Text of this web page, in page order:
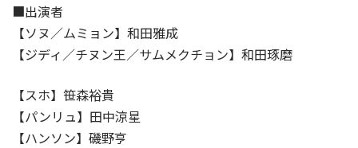
■出演者
【ソヌ／ムミョン】和田雅成
【ジディ／チヌン王／サムメクチョン】和田琢磨
【スホ】笹森裕貴
【パンリュ】田中涼星
【ハンソン】磯野亨